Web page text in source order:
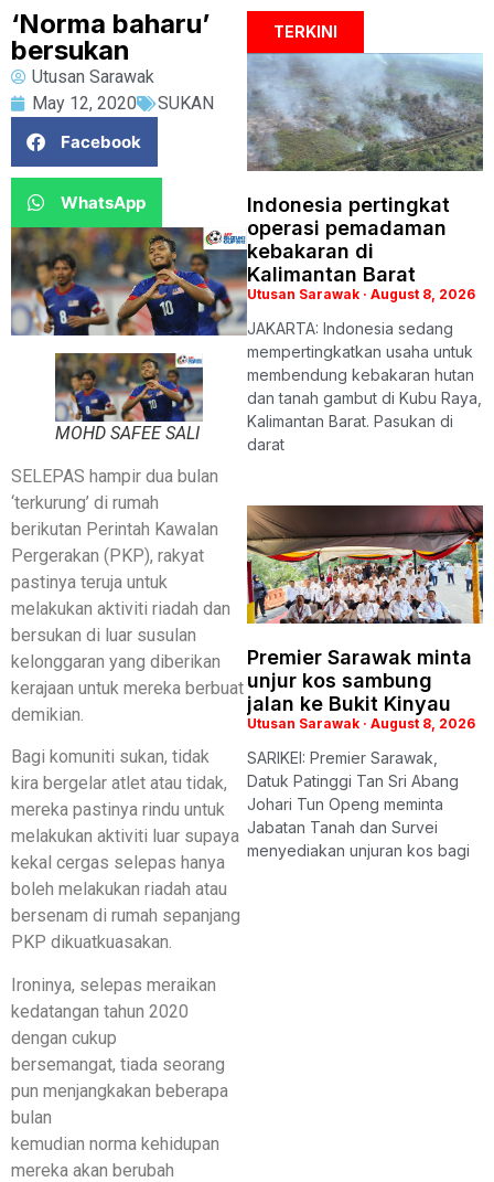
‘Norma baharu’
bersukan
Utusan Sarawak
May 12, 2020
SUKAN
Facebook
WhatsApp
MOHD SAFEE SALI
SELEPAS hampir dua bulan
‘terkurung’ di rumah
berikutan Perintah Kawalan
Pergerakan (PKP), rakyat
pastinya teruja untuk
melakukan aktiviti riadah dan
bersukan di luar susulan
kelonggaran yang diberikan
kerajaan untuk mereka berbuat
demikian.
Bagi komuniti sukan, tidak
kira bergelar atlet atau tidak,
mereka pastinya rindu untuk
melakukan aktiviti luar supaya
kekal cergas selepas hanya
boleh melakukan riadah atau
bersenam di rumah sepanjang
PKP dikuatkuasakan.
Ironinya, selepas meraikan
kedatangan tahun 2020
dengan cukup
bersemangat, tiada seorang
pun menjangkakan beberapa
bulan
kemudian norma kehidupan
mereka akan berubah
TERKINI
Indonesia pertingkat
operasi pemadaman
kebakaran di
Kalimantan Barat
Utusan Sarawak August 8, 2026
JAKARTA: Indonesia sedang
mempertingkatkan usaha untuk
membendung kebakaran hutan
dan tanah gambut di Kubu Raya,
Kalimantan Barat. Pasukan di
darat
Premier Sarawak minta
unjur kos sambung
jalan ke Bukit Kinyau
Utusan Sarawak August 8, 2026
SARIKEI: Premier Sarawak,
Datuk Patinggi Tan Sri Abang
Johari Tun Openg meminta
Jabatan Tanah dan Survei
menyediakan unjuran kos bagi